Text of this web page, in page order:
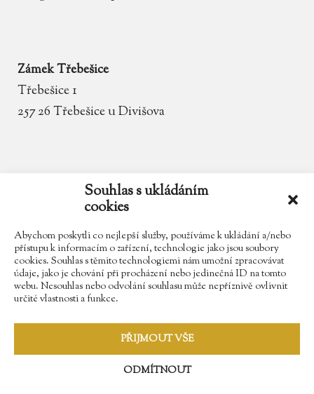
Souhlas s ukládáním
cookies
Abychom poskytli co nejlepší služby, používáme k ukládání a/nebo
přístupu k informacím o zařízení, technologie jako jsou soubory
cookies. Souhlas s těmito technologiemi nám umožní zpracovávat
údaje, jako je chování při procházení nebo jedinečná ID na tomto
webu. Nesouhlas nebo odvolání souhlasu může nepříznivě ovlivnit
určité vlastnosti a funkce.
PŘIJMOUT VŠE
ODMÍTNOUT
Zámek Třebešice
Třebešice 1
257 26 Třebešice u Divišova
zamek.trebesice@volny.cz
602 354 467
Najdete nás na Facebooku
Sledujte náš Instagram